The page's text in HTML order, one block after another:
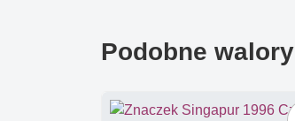
Podobne walory